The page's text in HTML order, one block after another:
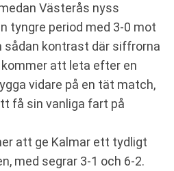
Västerås nyss
tyngre period med 3-0 mot
sådan kontrast där siffrorna
att leta efter en
vidare på en tät match,
få sin vanliga fart på
att ge Kalmar ett tydligt
med segrar 3-1 och 6-2.